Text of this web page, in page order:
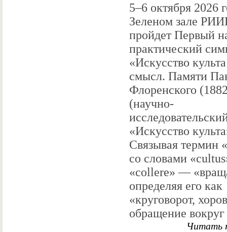
5–6 октября 2026
Зеленом зале
пройдет Первый
практический
«Искусство
смысл. Памяти
Флоренского
(научно-
«Искусство
Связывая термин
со словами
«collere» —
определяя его как
«круговорот,
обращение вокруг
Читать